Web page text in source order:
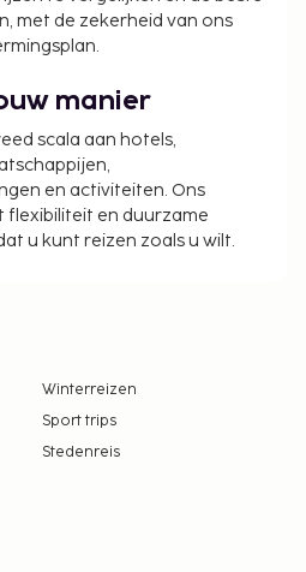
met de zekerheid van ons
manier
scala aan hotels,
en activiteiten. Ons
en duurzame
u kunt reizen zoals u wilt.
Winterreizen
Sport trips
Stedenreis